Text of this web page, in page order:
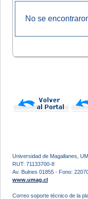
No se
Universidad de Magallanes,
RUT: 71133700-8
Av. Bulnes 01855 - Fono:
www.umag.cl
Correo soporte técnico de la